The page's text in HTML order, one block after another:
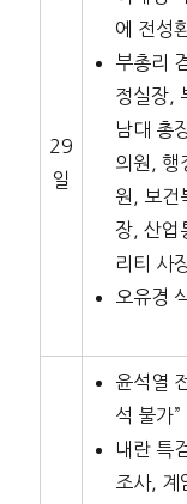
29
일
에 전성
부총리
정실장,
남대 총
의원, 행
원, 보건
장, 산업
리티 사
오유경
윤석열
석 불가”
내란 특
조사, 계